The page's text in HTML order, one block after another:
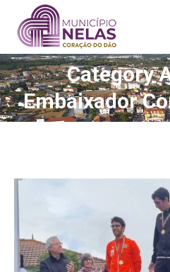
Category
Embaixador
You are